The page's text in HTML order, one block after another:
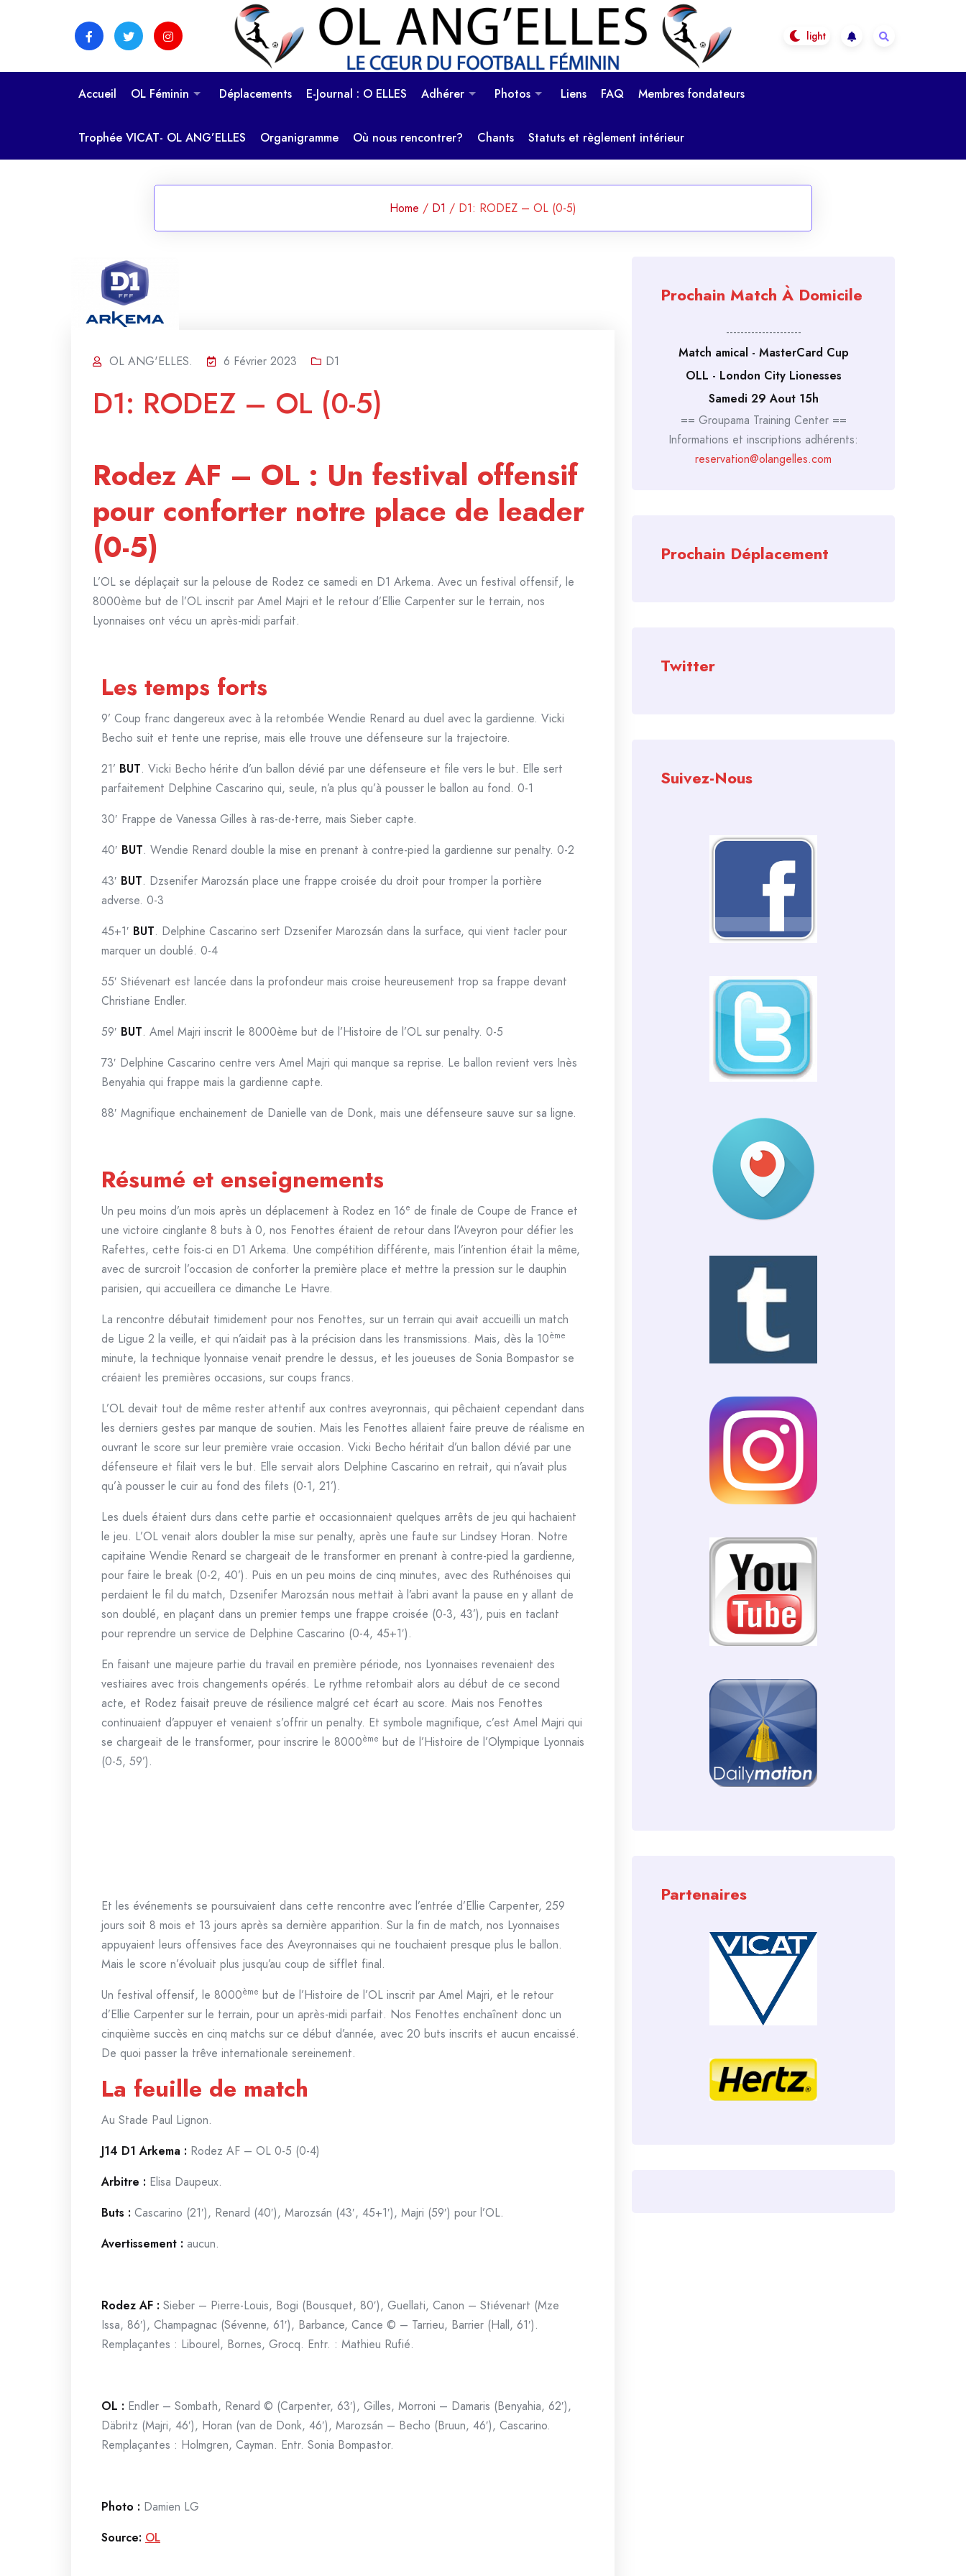
OL Ang'Elles
Le coeur du football féminin
Accueil OL Féminin Déplacements E-Journal : O ELLES Adhérer Photos Liens FAQ Membres fondateurs
Trophée VICAT- OL ANG’ELLES Organigramme Où nous rencontrer? Chants Statuts et règlement intérieur
Home / D1 / D1: RODEZ – OL (0-5)
OL ANG'ELLES. 6 Février 2023 D1
D1: RODEZ – OL (0-5)
Rodez AF – OL : Un festival offensif
pour conforter notre place de leader
(0-5)
L’OL se déplaçait sur la pelouse de Rodez ce samedi en D1 Arkema. Avec un festival offensif, le
8000ème but de l’OL inscrit par Amel Majri et le retour d’Ellie Carpenter sur le terrain, nos
Lyonnaises ont vécu un après-midi parfait.
Les temps forts
9’ Coup franc dangereux avec à la retombée Wendie Renard au duel avec la gardienne. Vicki
Becho suit et tente une reprise, mais elle trouve une défenseure sur la trajectoire.
21’ BUT. Vicki Becho hérite d’un ballon dévié par une défenseure et file vers le but. Elle sert
parfaitement Delphine Cascarino qui, seule, n’a plus qu’à pousser le ballon au fond. 0-1
30′ Frappe de Vanessa Gilles à ras-de-terre, mais Sieber capte.
40′ BUT. Wendie Renard double la mise en prenant à contre-pied la gardienne sur penalty. 0-2
43′ BUT. Dzsenifer Marozsán place une frappe croisée du droit pour tromper la portière
adverse. 0-3
45+1′ BUT. Delphine Cascarino sert Dzsenifer Marozsán dans la surface, qui vient tacler pour
marquer un doublé. 0-4
55′ Stiévenart est lancée dans la profondeur mais croise heureusement trop sa frappe devant
Christiane Endler.
59′ BUT. Amel Majri inscrit le 8000ème but de l’Histoire de l’OL sur penalty. 0-5
73′ Delphine Cascarino centre vers Amel Majri qui manque sa reprise. Le ballon revient vers Inès
Benyahia qui frappe mais la gardienne capte.
88′ Magnifique enchainement de Danielle van de Donk, mais une défenseure sauve sur sa ligne.
Résumé et enseignements
Un peu moins d’un mois après un déplacement à Rodez en 16e de finale de Coupe de France et
une victoire cinglante 8 buts à 0, nos Fenottes étaient de retour dans l’Aveyron pour défier les
Rafettes, cette fois-ci en D1 Arkema. Une compétition différente, mais l’intention était la même,
avec de surcroit l’occasion de conforter la première place et mettre la pression sur le dauphin
parisien, qui accueillera ce dimanche Le Havre.
La rencontre débutait timidement pour nos Fenottes, sur un terrain qui avait accueilli un match
de Ligue 2 la veille, et qui n’aidait pas à la précision dans les transmissions. Mais, dès la 10ème
minute, la technique lyonnaise venait prendre le dessus, et les joueuses de Sonia Bompastor se
créaient les premières occasions, sur coups francs.
L’OL devait tout de même rester attentif aux contres aveyronnais, qui pêchaient cependant dans
les derniers gestes par manque de soutien. Mais les Fenottes allaient faire preuve de réalisme en
ouvrant le score sur leur première vraie occasion. Vicki Becho héritait d’un ballon dévié par une
défenseure et filait vers le but. Elle servait alors Delphine Cascarino en retrait, qui n’avait plus
qu’à pousser le cuir au fond des filets (0-1, 21’).
Les duels étaient durs dans cette partie et occasionnaient quelques arrêts de jeu qui hachaient
le jeu. L’OL venait alors doubler la mise sur penalty, après une faute sur Lindsey Horan. Notre
capitaine Wendie Renard se chargeait de le transformer en prenant à contre-pied la gardienne,
pour faire le break (0-2, 40’). Puis en un peu moins de cinq minutes, avec des Ruthénoises qui
perdaient le fil du match, Dzsenifer Marozsán nous mettait à l’abri avant la pause en y allant de
son doublé, en plaçant dans un premier temps une frappe croisée (0-3, 43’), puis en taclant
pour reprendre un service de Delphine Cascarino (0-4, 45+1′).
En faisant une majeure partie du travail en première période, nos Lyonnaises revenaient des
vestiaires avec trois changements opérés. Le rythme retombait alors au début de ce second
acte, et Rodez faisait preuve de résilience malgré cet écart au score. Mais nos Fenottes
continuaient d’appuyer et venaient s’offrir un penalty. Et symbole magnifique, c’est Amel Majri qui
se chargeait de le transformer, pour inscrire le 8000ème but de l’Histoire de l’Olympique Lyonnais
(0-5, 59’).
Et les événements se poursuivaient dans cette rencontre avec l’entrée d’Ellie Carpenter, 259
jours soit 8 mois et 13 jours après sa dernière apparition. Sur la fin de match, nos Lyonnaises
appuyaient leurs offensives face des Aveyronnaises qui ne touchaient presque plus le ballon.
Mais le score n’évoluait plus jusqu’au coup de sifflet final.
Un festival offensif, le 8000ème but de l’Histoire de l’OL inscrit par Amel Majri, et le retour
d’Ellie Carpenter sur le terrain, pour un après-midi parfait. Nos Fenottes enchaînent donc un
cinquième succès en cinq matchs sur ce début d’année, avec 20 buts inscrits et aucun encaissé.
De quoi passer la trêve internationale sereinement.
La feuille de match
Au Stade Paul Lignon.
J14 D1 Arkema : Rodez AF – OL 0-5 (0-4)
Arbitre : Elisa Daupeux.
Buts : Cascarino (21′), Renard (40′), Marozsán (43′, 45+1′), Majri (59′) pour l’OL.
Avertissement : aucun.
Rodez AF : Sieber – Pierre-Louis, Bogi (Bousquet, 80′), Guellati, Canon – Stiévenart (Mze
Issa, 86′), Champagnac (Sévenne, 61′), Barbance, Cance © – Tarrieu, Barrier (Hall, 61′).
Remplaçantes : Libourel, Bornes, Grocq. Entr. : Mathieu Rufié.
OL : Endler – Sombath, Renard © (Carpenter, 63′), Gilles, Morroni – Damaris (Benyahia, 62′),
Däbritz (Majri, 46′), Horan (van de Donk, 46′), Marozsán – Becho (Bruun, 46′), Cascarino.
Remplaçantes : Holmgren, Cayman. Entr. Sonia Bompastor.
Photo : Damien LG
Source: OL
Prochain Match À Domicile
---------------------
Match amical - MasterCard Cup
OLL - London City Lionesses
Samedi 29 Aout 15h
== Groupama Training Center ==
Informations et inscriptions adhérents:
reservation@olangelles.com
Prochain Déplacement
Twitter
Suivez-Nous
Partenaires